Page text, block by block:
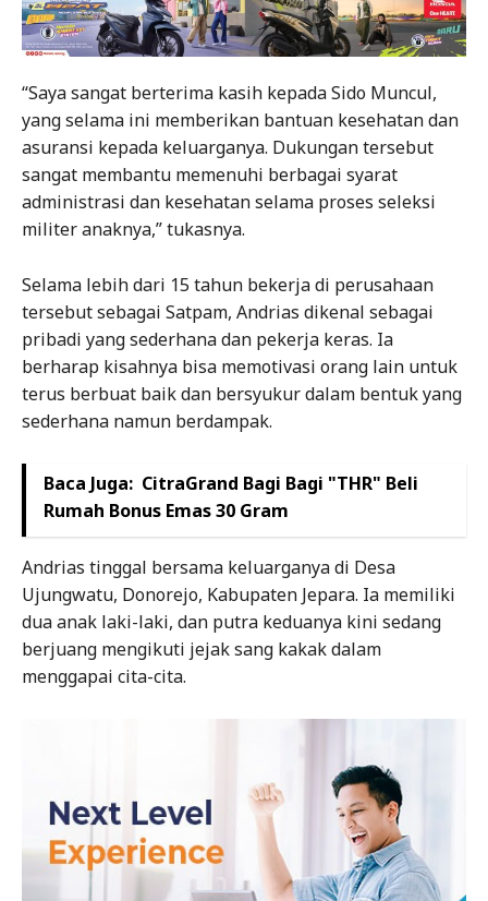
“Saya sangat berterima kasih kepada Sido Muncul,
yang selama ini memberikan bantuan kesehatan dan
asuransi kepada keluarganya. Dukungan tersebut
sangat membantu memenuhi berbagai syarat
administrasi dan kesehatan selama proses seleksi
militer anaknya,” tukasnya.
Selama lebih dari 15 tahun bekerja di perusahaan
tersebut sebagai Satpam, Andrias dikenal sebagai
pribadi yang sederhana dan pekerja keras. Ia
berharap kisahnya bisa memotivasi orang lain untuk
terus berbuat baik dan bersyukur dalam bentuk yang
sederhana namun berdampak.
Baca Juga: CitraGrand Bagi Bagi "THR" Beli
Rumah Bonus Emas 30 Gram
Andrias tinggal bersama keluarganya di Desa
Ujungwatu, Donorejo, Kabupaten Jepara. Ia memiliki
dua anak laki-laki, dan putra keduanya kini sedang
berjuang mengikuti jejak sang kakak dalam
menggapai cita-cita.